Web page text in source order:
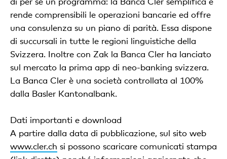
rende comprensibili le operazioni bancarie ed offre
una consulenza su un piano di parità. Essa dispone
di succursali in tutte le regioni linguistiche della
Svizzera. Inoltre con Zak la Banca Cler ha lanciato
sul mercato la prima app di neo-banking svizzera.
La Banca Cler è una società controllata al 100%
dalla Basler Kantonalbank.
Dati importanti e download
A partire dalla data di pubblicazione, sul sito web
www.cler.ch si possono scaricare comunicati stampa